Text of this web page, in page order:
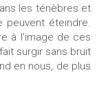
les ténèbres et
peuvent éteindre.
à l’image de ces
surgir sans bruit
en nous, de plus